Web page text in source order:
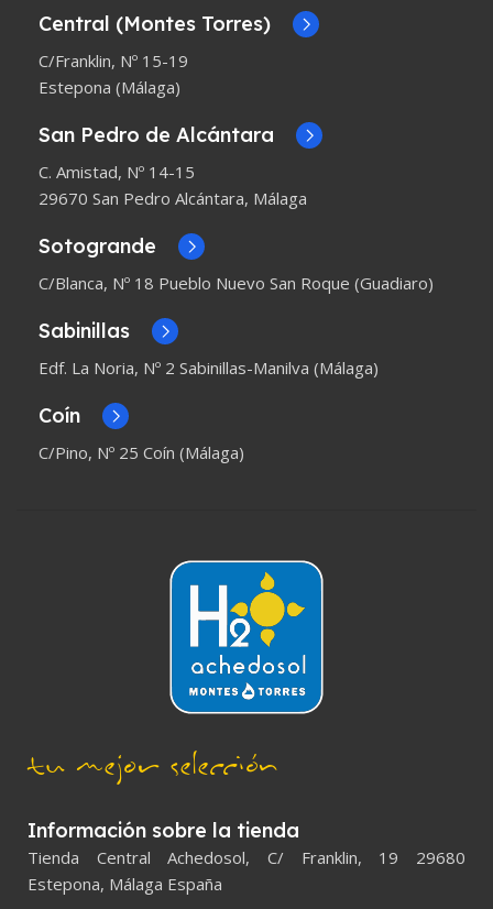
Central (Montes Torres)
C/Franklin, Nº 15-19
Estepona (Málaga)
San Pedro de Alcántara
C. Amistad, Nº 14-15
29670 San Pedro Alcántara, Málaga
Sotogrande
C/Blanca, Nº 18 Pueblo Nuevo San Roque (Guadiaro)
Sabinillas
Edf. La Noria, Nº 2 Sabinillas-Manilva (Málaga)
Coín
C/Pino, Nº 25 Coín (Málaga)
tu mejor selección
Información sobre la tienda
Tienda Central Achedosol, C/ Franklin, 19 29680
Estepona, Málaga España